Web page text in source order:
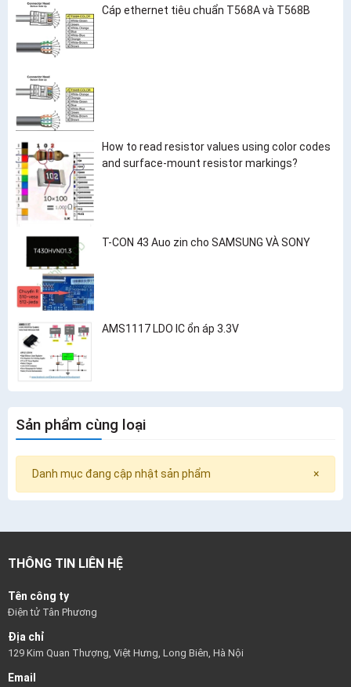
Cáp ethernet tiêu chuẩn T568A và T568B
How to read resistor values using color codes
and surface-mount resistor markings?
T-CON 43 Auo zin cho SAMSUNG VÀ SONY
AMS1117 LDO IC ổn áp 3.3V
Sản phẩm cùng loại
×
Danh mục đang cập nhật sản phẩm
THÔNG TIN LIÊN HỆ
Tên công ty
Điện tử Tân Phương
Địa chỉ
129 Kim Quan Thượng, Việt Hưng, Long Biên, Hà Nội
Email